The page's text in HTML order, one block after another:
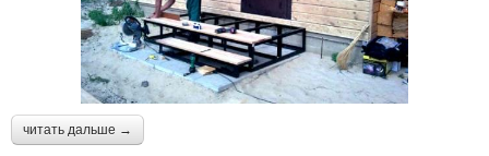
читать дальше →